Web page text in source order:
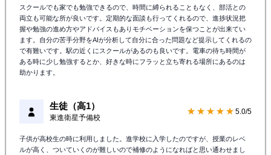
スクールでも家でも勉強できるので、時間に縛られることもなく、部活との
両立も可能な所が良いです。定期的な面談も行ってくれるので、進捗状況把
握や勉強の進め方やアドバイスもありモチベーションを保つことが出来てい
ます。自分の苦手分野をAIが分析して自分に合った問題など提示してくれるの
で有難いです。駅の近くにスクールがあるのも良いです。電車の待ち時間が
ある時に少し勉強するとか、好きな時にフラッと立ち寄れる場所にあるのは
助かります。
生徒（高1）
東進衛星予備校
★★★★★ 5.0/5
子供が高校生の時に利用しました。進学校に入学したのですが、授業のレベ
ルが高く、ついていくのが難しいので補修のようになればと思い通わせまし